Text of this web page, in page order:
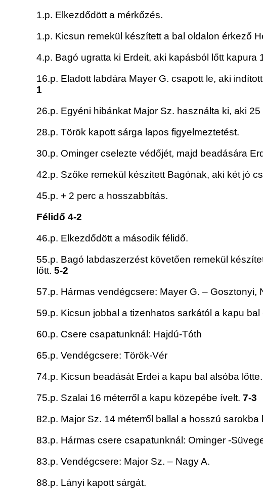
1.p. Elkezdődött a mérkőzés.
1.p. Kicsun remekül készített a bal oldalon érkező
4.p. Bagó ugratta ki Erdeit, aki kapásból lőtt kapura
16.p. Eladott labdára Mayer G. csapott le, aki
1
26.p. Egyéni hibánkat Major Sz. használta ki, aki
28.p. Török kapott sárga lapos figyelmeztetést.
30.p. Ominger cselezte védőjét, majd beadására
42.p. Szőke remekül készített Bagónak, aki két jó
45.p. + 2 perc a hosszabbítás.
Félidő 4-2
46.p. Elkezdődött a második félidő.
55.p. Bagó labdaszerzést követően remekül
lőtt. 5-2
57.p. Hármas vendégcsere: Mayer G. – Gosztonyi,
59.p. Kicsun jobbal a tizenhatos sarkától a kapu bal
60.p. Csere csapatunknál: Hajdú-Tóth
65.p. Vendégcsere: Török-Vér
74.p. Kicsun beadását Erdei a kapu bal alsóba lőtte.
75.p. Szalai 16 méterről a kapu közepébe ívelt. 7-3
82.p. Major Sz. 14 méterről ballal a hosszú sarokba
83.p. Hármas csere csapatunknál: Ominger -
83.p. Vendégcsere: Major Sz. – Nagy A.
88.p. Lányi kapott sárgát.